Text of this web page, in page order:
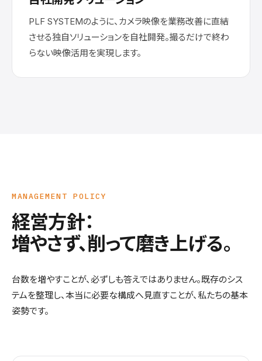
PLF SYSTEMのように、カメラ映像を業務改善に直結
させる独自ソリューションを自社開発。撮るだけで終わ
らない映像活用を実現します。
MANAGEMENT POLICY
経営方針：
増やさず、削って磨き上げる。
台数を増やすことが、必ずしも答えではありません。既存のシス
テムを整理し、本当に必要な構成へ見直すことが、私たちの基本
姿勢です。